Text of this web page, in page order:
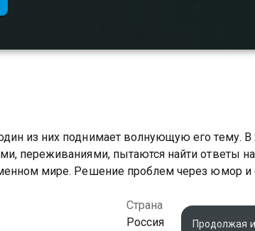
из них поднимает волнующую его тему. В
переживаниями, пытаются найти ответы
мире. Решение проблем через юмор и
Страна
Россия
Продолжая